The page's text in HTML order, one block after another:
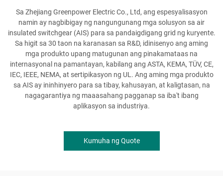
Sa Zhejiang Greenpower Electric Co., Ltd, ang espesyalisasyon
namin ay nagbibigay ng nangungunang mga solusyon sa air
insulated switchgear (AIS) para sa pandaigdigang grid ng kuryente.
Sa higit sa 30 taon na karanasan sa R&D, idinisenyo ang aming
mga produkto upang matugunan ang pinakamataas na
internasyonal na pamantayan, kabilang ang ASTA, KEMA, TÜV, CE,
IEC, IEEE, NEMA, at sertipikasyon ng UL. Ang aming mga produkto
sa AIS ay ininhinyero para sa tibay, kahusayan, at kaligtasan, na
nagagarantiya ng maaasahang pagganap sa iba't ibang
aplikasyon sa industriya.
Kumuha ng Quote